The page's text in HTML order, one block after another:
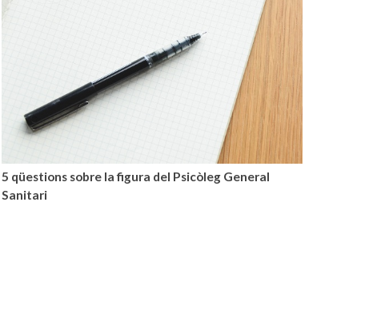
5 qüestions sobre la figura del Psicòleg General
Sanitari